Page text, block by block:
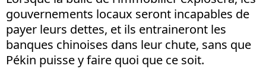
gouvernements locaux seront incapables de
payer leurs dettes, et ils entraineront les
banques chinoises dans leur chute, sans que
Pékin puisse y faire quoi que ce soit.